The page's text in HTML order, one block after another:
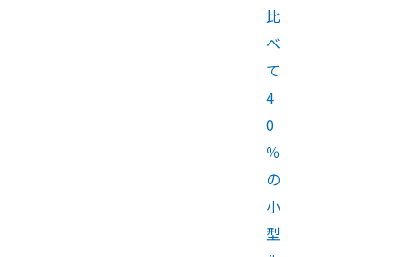
比
べ
て
4
0
％
の
小
型